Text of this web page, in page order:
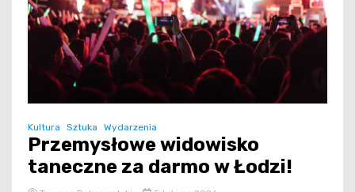
Kultura Sztuka Wydarzenia
Przemysłowe widowisko
taneczne za darmo w Łodzi!